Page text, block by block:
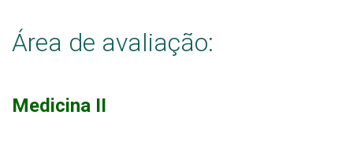
Formulários e Templates
Área de avaliação:
Medicina II